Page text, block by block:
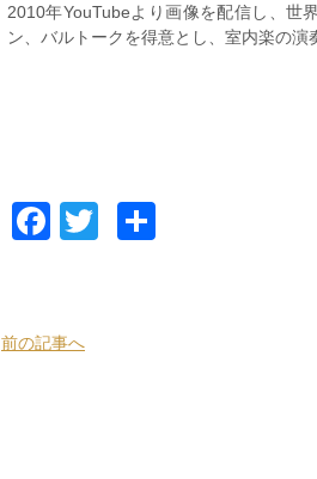
2010年YouTubeより画像を配信し、世
ン、バルトークを得意とし、室内楽の演
Facebook
Twitter
前の記事へ